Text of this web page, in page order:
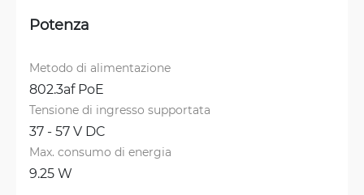
Potenza
Metodo di alimentazione
802.3af PoE
Tensione di ingresso supportata
37 - 57 V DC
Max. consumo di energia
9.25 W